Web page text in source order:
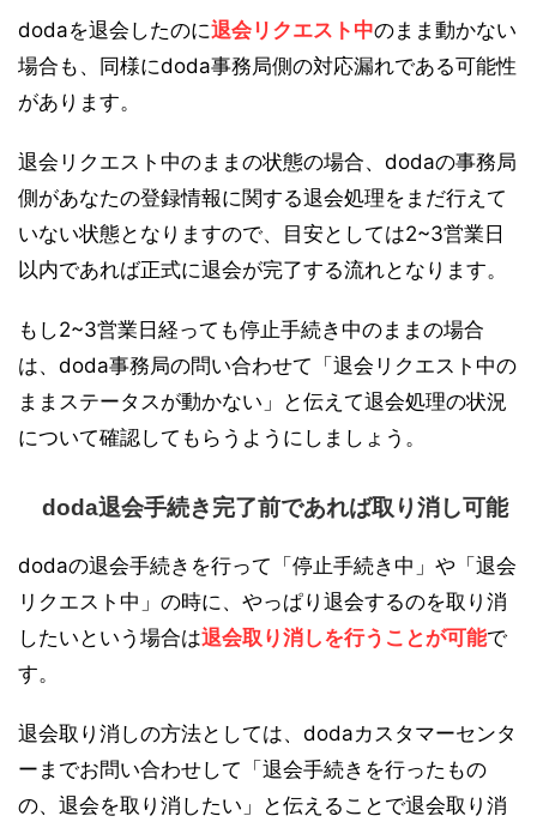
dodaを退会したのに退会リクエスト中のまま動かない
場合も、同様にdoda事務局側の対応漏れである可能性
があります。
退会リクエスト中のままの状態の場合、dodaの事務局
側があなたの登録情報に関する退会処理をまだ行えて
いない状態となりますので、目安としては2~3営業日
以内であれば正式に退会が完了する流れとなります。
もし2~3営業日経っても停止手続き中のままの場合
は、doda事務局の問い合わせて「退会リクエスト中の
ままステータスが動かない」と伝えて退会処理の状況
について確認してもらうようにしましょう。
doda退会手続き完了前であれば取り消し可能
dodaの退会手続きを行って「停止手続き中」や「退会
リクエスト中」の時に、やっぱり退会するのを取り消
したいという場合は退会取り消しを行うことが可能で
す。
退会取り消しの方法としては、dodaカスタマーセンタ
ーまでお問い合わせして「退会手続きを行ったもの
の、退会を取り消したい」と伝えることで退会取り消